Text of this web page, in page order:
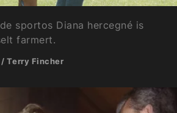
sportos Diana hercegné is
farmert.
Terry Fincher